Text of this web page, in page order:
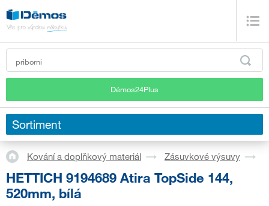
Démos24Plus
Sortiment
Kování a doplňkový materiál Zásuvkové výsuvy
HETTICH 9194689 Atira TopSide 144,
520mm, bílá